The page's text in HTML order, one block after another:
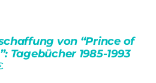
von “Prince of
Tagebücher 1985-1993